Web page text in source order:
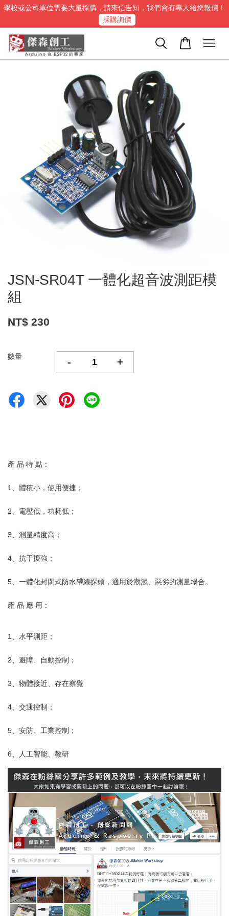
學校或公司單位需要大量採購，請來信告知，我們會有專人給您報價！
採購詢價
JSN-SR04T 一體化超音波測距模
組
NT$ 230
數量 - +
產 品 特 點：
1、體積小，使用便捷；
2、電壓低，功耗低；
3、測量精度高；
4、抗干擾強；
5、一體化封閉式防水帶線探頭，適用於潮濕、惡劣的測量場合。
產 品 應 用：
1、水平測距；
2、避障、自動控制；
3、物體接近、存在察覺
4、交通控制；
5、安防、工業控制；
6、人工智能、教研